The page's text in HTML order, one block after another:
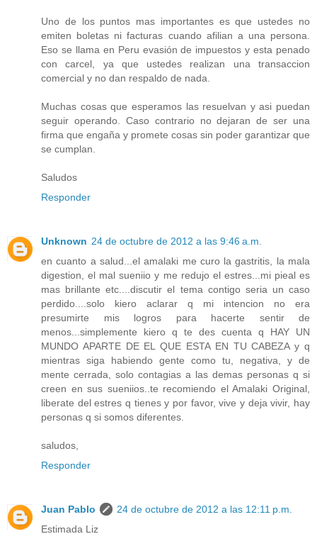
Uno de los puntos mas importantes es que ustedes no
emiten boletas ni facturas cuando afilian a una persona.
Eso se llama en Peru evasión de impuestos y esta penado
con carcel, ya que ustedes realizan una transaccion
comercial y no dan respaldo de nada.
Muchas cosas que esperamos las resuelvan y asi puedan
seguir operando. Caso contrario no dejaran de ser una
firma que engaña y promete cosas sin poder garantizar que
se cumplan.
Saludos
Responder
Unknown 24 de octubre de 2012 a las 9:46 a.m.
en cuanto a salud...el amalaki me curo la gastritis, la mala
digestion, el mal sueniio y me redujo el estres...mi pieal es
mas brillante etc....discutir el tema contigo seria un caso
perdido....solo kiero aclarar q mi intencion no era
presumirte mis logros para hacerte sentir de
menos...simplemente kiero q te des cuenta q HAY UN
MUNDO APARTE DE EL QUE ESTA EN TU CABEZA y q
mientras siga habiendo gente como tu, negativa, y de
mente cerrada, solo contagias a las demas personas q si
creen en sus sueniios..te recomiendo el Amalaki Original,
liberate del estres q tienes y por favor, vive y deja vivir, hay
personas q si somos diferentes.
saludos,
Responder
Juan Pablo
24 de octubre de 2012 a las 12:11 p.m.
Estimada Liz